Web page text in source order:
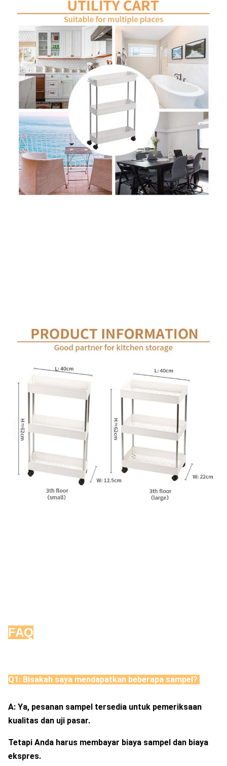
FAQ
Q1: Bisakah saya mendapatkan beberapa sampel?
A: Ya, pesanan sampel tersedia untuk pemeriksaan
kualitas dan uji pasar.
Tetapi Anda harus membayar biaya sampel dan biaya
ekspres.